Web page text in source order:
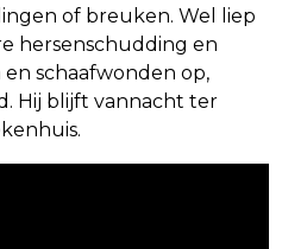
of breuken. Wel liep
hersenschudding en
schaafwonden op,
Hij blijft vannacht ter